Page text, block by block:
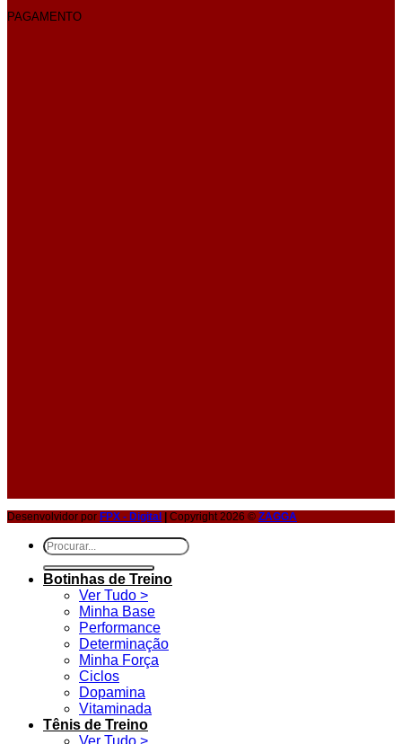
PAGAMENTO
Desenvolvidor por FPX - Digital Copyright 2026 © ZAGGA
Pesquisar
por:
Botinhas de Treino
Ver Tudo >
Minha Base
Performance
Determinação
Minha Força
Ciclos
Dopamina
Vitaminada
Tênis de Treino